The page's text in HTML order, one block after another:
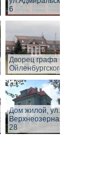
6
Дворец графа
Ойленбургского
Дом жилой, ул.
Верхнеозерная,
28